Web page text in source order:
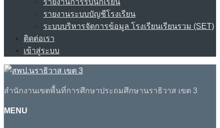
รายงานการรับนักเรียน
รายงานระบบบัญชีโรงเรียน
ระบบบริหารจัดการข้อมูล โรงเรียนเรียนรวม (SET)
ติดต่อเรา
เข้าสู่ระบบ
สำนักงานเขตพื้นที่การศึกษาประถมศึกษานราธิวาส เขต 3
MENU